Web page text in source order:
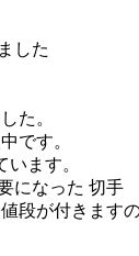
した
た。
です。
ます。
になった 切手
段が付きます